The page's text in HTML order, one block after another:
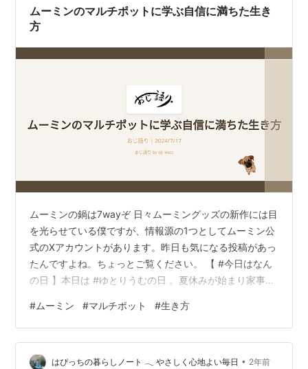
夫です。 リンク 手順 １，お米を洗い、水を…
ムーミンのマルチポットに学ぶ自信に満ちた生き
方
ムーミンの鍋は7wayぞ 日々ムーミングッズの新作には目
を光らせている僕ですが、情報源の1つとしてムーミン公
式のXアカウントがあります。昨日も気になる投稿があっ
たんですよね。ちょっとご覧ください。 【 #今日はなん
の日 】本日は #ゆとりうむの日 。夏休みが始まり家事が
のマルチポットはいかがでしょうか🍳 産み出されたゆと
りの時間を楽しめますように。
https://t.co/DmbLnbWHHi
pic.twitter.com/SXHVS4NLL1 — ムーミン公式
#ムーミン #マルチポット #生き方
はぴっちの暮らしノート 𓂃 やさしく心地よい毎日 • 2年前